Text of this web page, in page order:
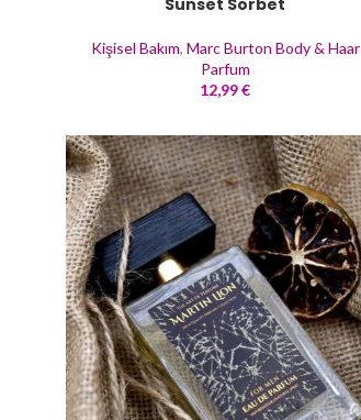
Kişisel Bakım, Marc Burton Body & Haar
Parfum
12,99€